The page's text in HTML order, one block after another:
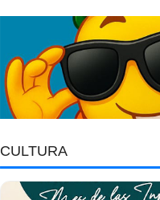
CULTURA